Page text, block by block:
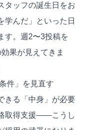
タッフの誕生日をお
学んだ」といった日
す。週2〜3投稿を
果が見えてきま
件」を見直す
きる「中身」が必要
取得支援——こうし